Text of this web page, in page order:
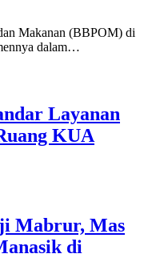
Makanan (BBPOM) di
dalam…
Layanan
KUA
Mabrur, Mas
di